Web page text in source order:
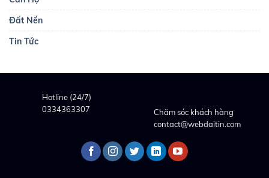
Đất Nền
Tin Tức
Hotline (24/7)
0334363307
Chăm sóc khách hàng
contact@webdaitin.com